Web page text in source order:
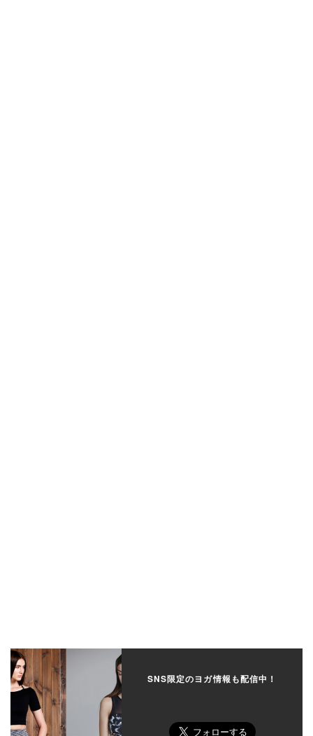
SNS限定のヨガ情報も配信中！